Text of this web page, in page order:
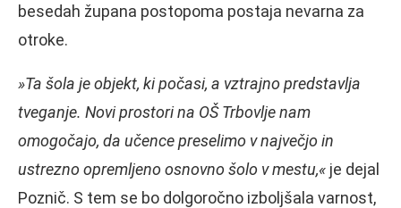
besedah župana postopoma postaja nevarna za
otroke.
»Ta šola je objekt, ki počasi, a vztrajno predstavlja
tveganje. Novi prostori na OŠ Trbovlje nam
omogočajo, da učence preselimo v največjo in
ustrezno opremljeno osnovno šolo v mestu,« je dejal
Poznič. S tem se bo dolgoročno izboljšala varnost,